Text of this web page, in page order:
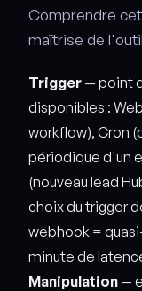
Comprendre
maîtrise de
Trigger — point
disponibles :
workflow), Cron
périodique d'un
(nouveau lead
choix du trigger
webhook =
minute de
Manipulation —